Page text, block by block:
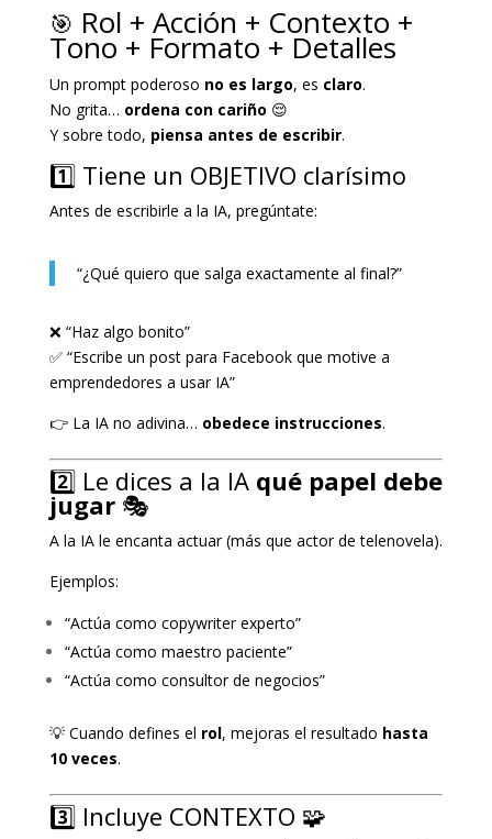
🎯 Rol + Acción + Contexto +
Tono + Formato + Detalles
Un prompt poderoso no es largo, es claro.
No grita… ordena con cariño 😌
Y sobre todo, piensa antes de escribir.
1️⃣ Tiene un OBJETIVO clarísimo
Antes de escribirle a la IA, pregúntate:
“¿Qué quiero que salga exactamente al final?”
❌ “Haz algo bonito”
✅ “Escribe un post para Facebook que motive a
emprendedores a usar IA”
👉 La IA no adivina… obedece instrucciones.
2️⃣ Le dices a la IA qué papel debe
jugar🎭
A la IA le encanta actuar (más que actor de telenovela).
Ejemplos:
“Actúa como copywriter experto”
“Actúa como maestro paciente”
“Actúa como consultor de negocios”
💡 Cuando defines el rol, mejoras el resultado hasta
10 veces.
3️⃣ Incluye CONTEXTO 🧩